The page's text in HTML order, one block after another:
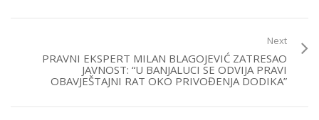
Next
PRAVNI EKSPERT MILAN BLAGOJEVIĆ ZATRESAO
JAVNOST: “U BANJALUCI SE ODVIJA PRAVI
OBAVJEŠTAJNI RAT OKO PRIVOĐENJA DODIKA”